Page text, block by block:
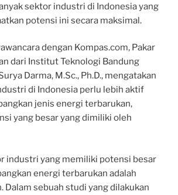
sektor industri di Indonesia yang
potensi ini secara maksimal.
dengan Kompas.com, Pakar
dari Institut Teknologi Bandung
Darma, M.Sc., Ph.D., mengatakan
di Indonesia perlu lebih aktif
jenis energi terbarukan,
yang besar yang dimiliki oleh
industri yang memiliki potensi besar
energi terbarukan adalah
Dalam sebuah studi yang dilakukan